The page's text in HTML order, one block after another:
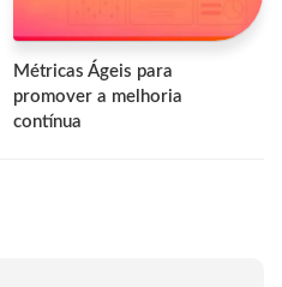
Métricas Ágeis para
promover a melhoria
contínua